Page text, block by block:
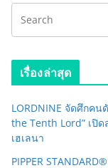
เรื่องล่าสุด
LORDNINE จัดศึกคน
the Tenth Lord” เปิ
เฮเลนา
PIPPER